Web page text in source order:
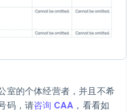
室的个体经营者，并且不希
码，请咨询 CAA ，看看如